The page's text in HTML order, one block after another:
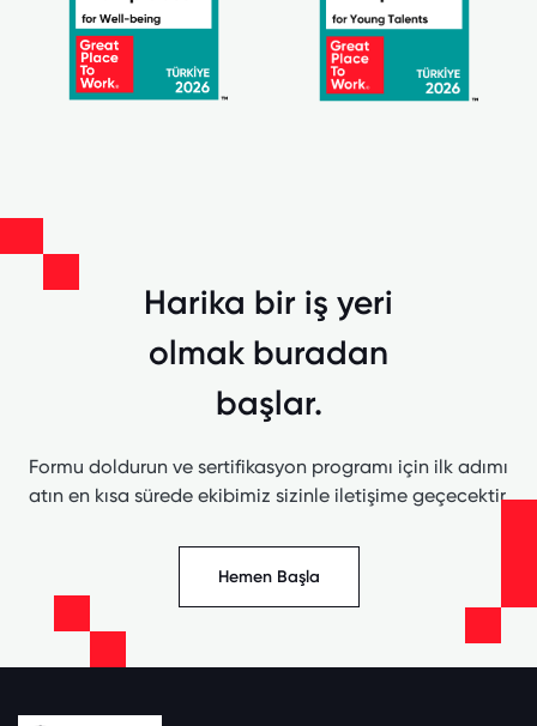
Harika bir iş yeri
olmak buradan
başlar.
Formu doldurun ve sertifikasyon programı için ilk adımı
atın en kısa sürede ekibimiz sizinle iletişime geçecektir.
Hemen Başla